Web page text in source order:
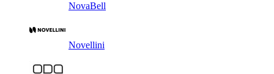
NovaBell
Novellini